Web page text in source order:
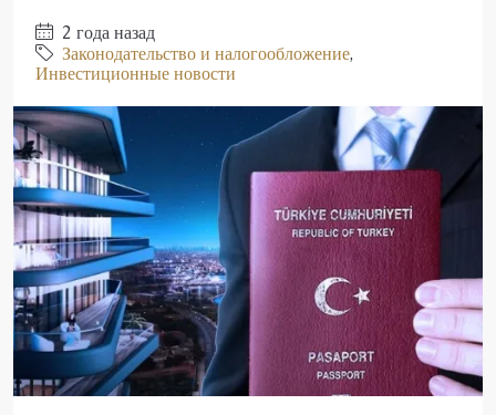
2 года назад
Законодательство и налогообложение,
Инвестиционные новости